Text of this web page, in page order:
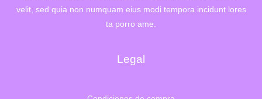
velit, sed quia non numquam eius modi tempora incidunt lores
ta porro ame.
Legal